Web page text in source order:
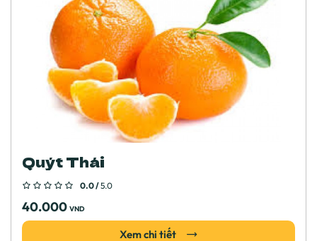
Quýt Thái
0.0 /5.0
40.000 VND
Xem chi tiết